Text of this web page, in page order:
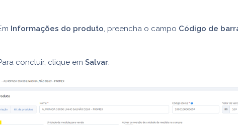
Informações do produto, preencha o campo Código de
concluir, clique em Salvar.